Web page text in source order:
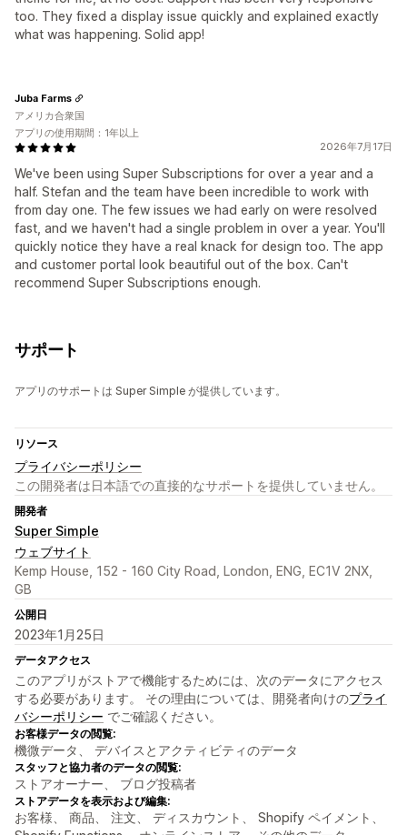
too. They fixed a display issue quickly and explained exactly
what was happening. Solid app!
2026年7月17日
We've been using Super Subscriptions for over a year and a
half. Stefan and the team have been incredible to work with
from day one. The few issues we had early on were resolved
fast, and we haven't had a single problem in over a year. You'll
quickly notice they have a real knack for design too. The app
and customer portal look beautiful out of the box. Can't
recommend Super Subscriptions enough.
Juba Farms
アメリカ合衆国
アプリの使用期間：1年以上
サポート
アプリのサポートは Super Simple が提供しています。
リソース
プライバシーポリシー
この開発者は日本語での直接的なサポートを提供していません。
開発者
Super Simple
ウェブサイト
Kemp House, 152 - 160 City Road, London, ENG, EC1V 2NX,
GB
公開日
2023年1月25日
データアクセス
このアプリがストアで機能するためには、次のデータにアクセス
する必要があります。 その理由については、開発者向けのプライ
バシーポリシー でご確認ください。
お客様データの閲覧:
機微データ、 デバイスとアクティビティのデータ
スタッフと協力者のデータの閲覧:
ストアオーナー、 ブログ投稿者
ストアデータを表示および編集:
お客様、 商品、 注文、 ディスカウント、 Shopify ペイメント、